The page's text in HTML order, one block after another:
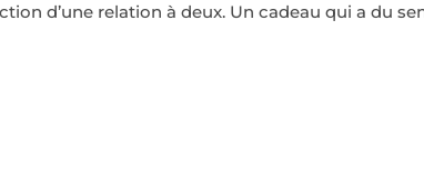
d’une relation à deux. Un cadeau qui a du